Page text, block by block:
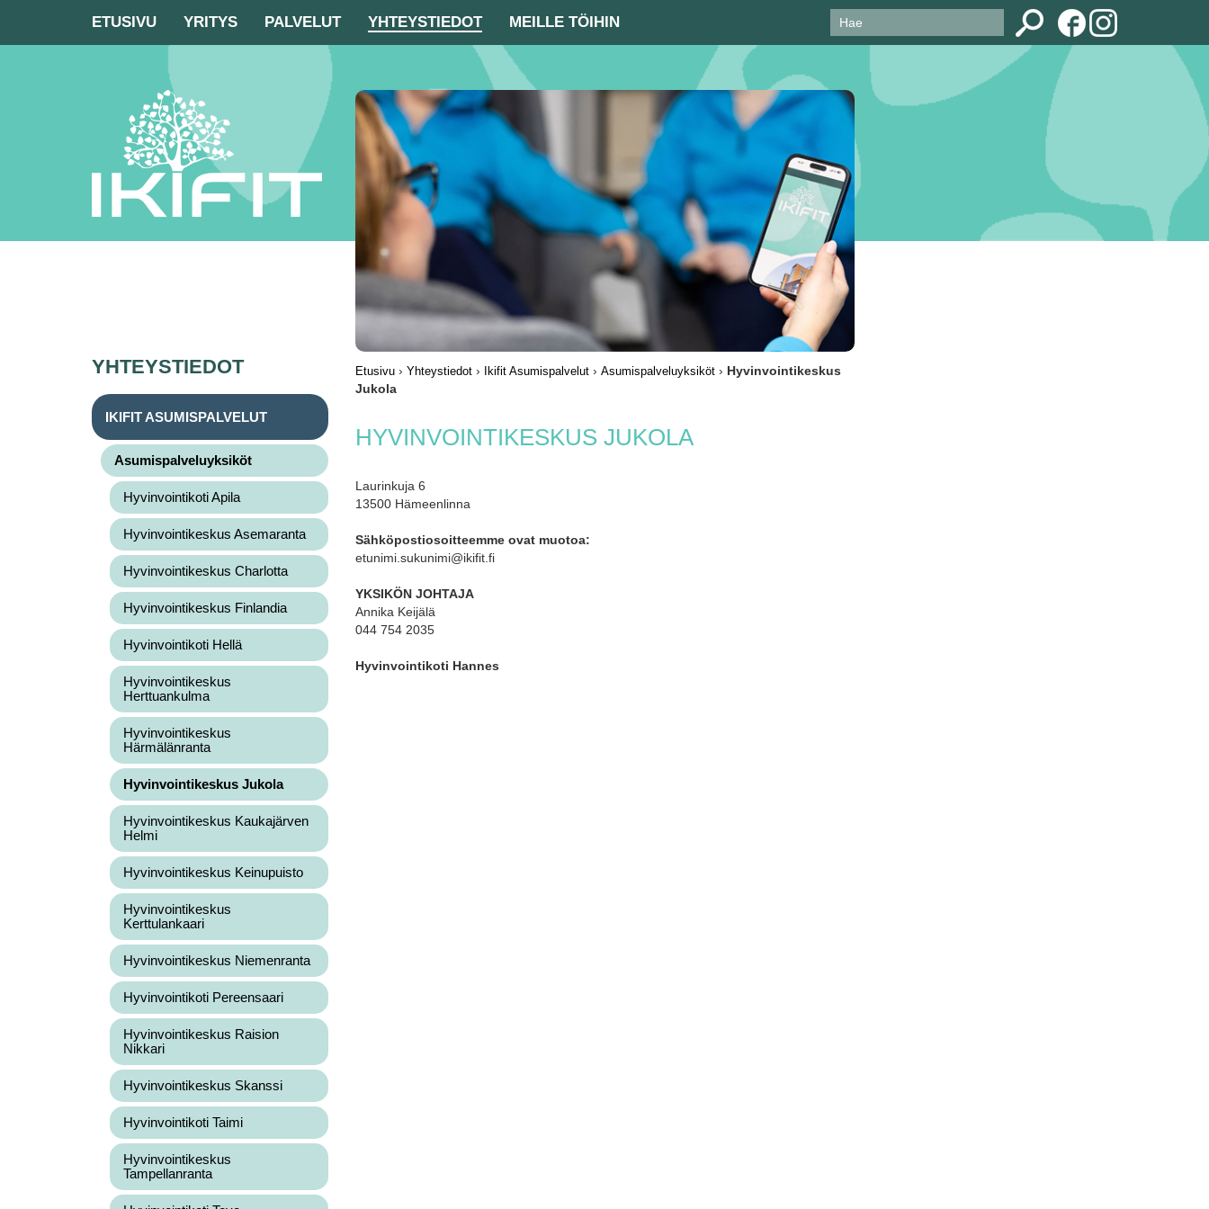
ETUSIVU YRITYS PALVELUT YHTEYSTIEDOT MEILLE TÖIHIN
YHTEYSTIEDOT
IKIFIT ASUMISPALVELUT
Asumispalveluyksiköt
Hyvinvointikoti Apila
Hyvinvointikeskus Asemaranta
Hyvinvointikeskus Charlotta
Hyvinvointikeskus Finlandia
Hyvinvointikoti Hellä
Hyvinvointikeskus
Herttuankulma
Hyvinvointikeskus
Härmälänranta
Hyvinvointikeskus Jukola
Hyvinvointikeskus Kaukajärven
Helmi
Hyvinvointikeskus Keinupuisto
Hyvinvointikeskus
Kerttulankaari
Hyvinvointikeskus Niemenranta
Hyvinvointikoti Pereensaari
Hyvinvointikeskus Raision
Nikkari
Hyvinvointikeskus Skanssi
Hyvinvointikoti Taimi
Hyvinvointikeskus
Tampellanranta
Etusivu› Yhteystiedot› Ikifit Asumispalvelut› Asumispalveluyksiköt› Hyvinvointikeskus
Jukola
HYVINVOINTIKESKUS JUKOLA
Laurinkuja 6
13500 Hämeenlinna
Sähköpostiosoitteemme ovat muotoa:
etunimi.sukunimi@ikifit.fi
YKSIKÖN JOHTAJA
Annika Keijälä
044 754 2035
Hyvinvointikoti Hannes